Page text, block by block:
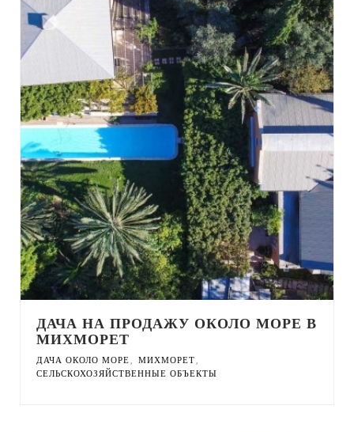
ДАЧА НА ПРОДАЖУ ОКОЛО МОРЕ В
МИХМОРЕТ
ДАЧА ОКОЛО МОРЕ, МИХМОРЕТ,
СЕЛЬСКОХОЗЯЙСТВЕННЫЕ ОБЪЕКТЫ